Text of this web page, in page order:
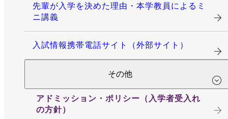
先輩が入学を決めた理由・本学教員によるミ
ニ講義
入試情報携帯電話サイト（外部サイト）
その他
アドミッション・ポリシー（入学者受入れ
の方針）